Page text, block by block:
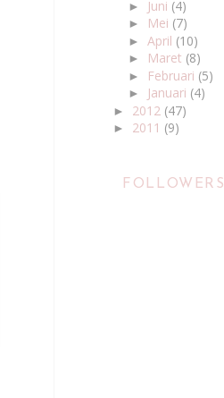
► Juni (4)
► Mei (7)
► April (10)
► Maret (8)
► Februari (5)
► Januari (4)
► 2012 (47)
► 2011 (9)
FOLLOWERS